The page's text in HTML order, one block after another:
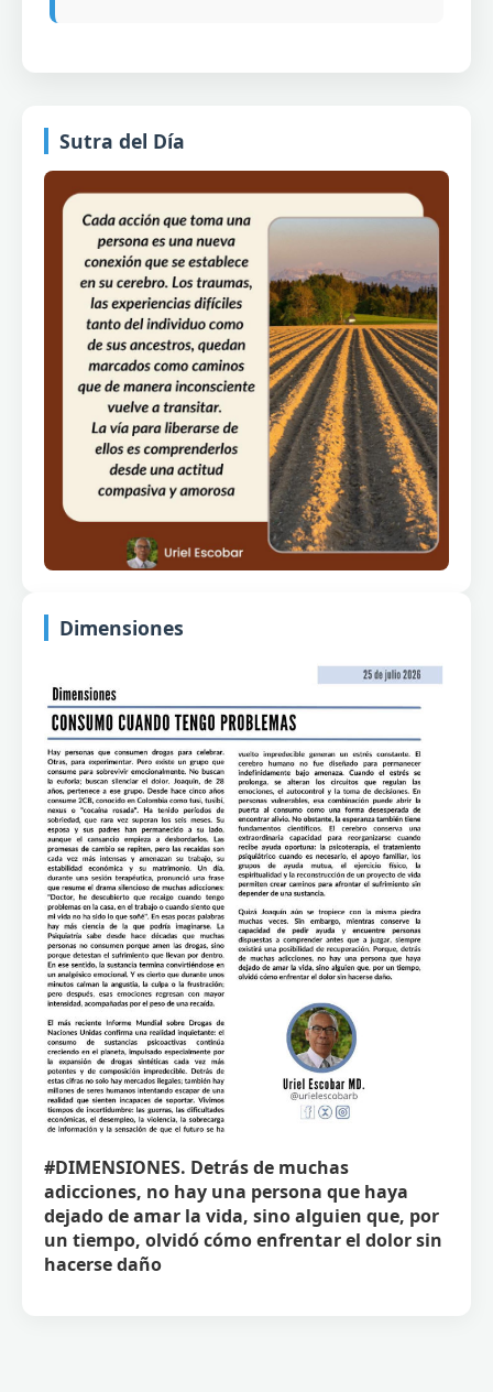
Sutra del Día
Dimensiones
#DIMENSIONES. Detrás de muchas
adicciones, no hay una persona que haya
dejado de amar la vida, sino alguien que, por
un tiempo, olvidó cómo enfrentar el dolor sin
hacerse daño